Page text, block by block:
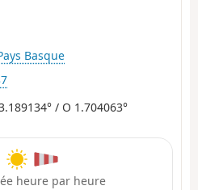
Basque
/ O 1.704063°
heure par heure